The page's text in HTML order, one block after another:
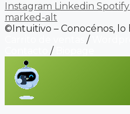
Instagram Linkedin Spotify
marked-alt
©Intuitivo – Conocénos, lo
/
/